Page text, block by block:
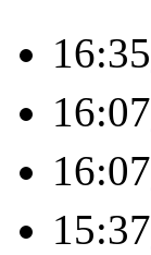
16:35
16:07
16:07
15:37